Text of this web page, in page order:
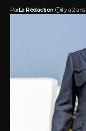
ParLa Rédaction il y a 2 ans